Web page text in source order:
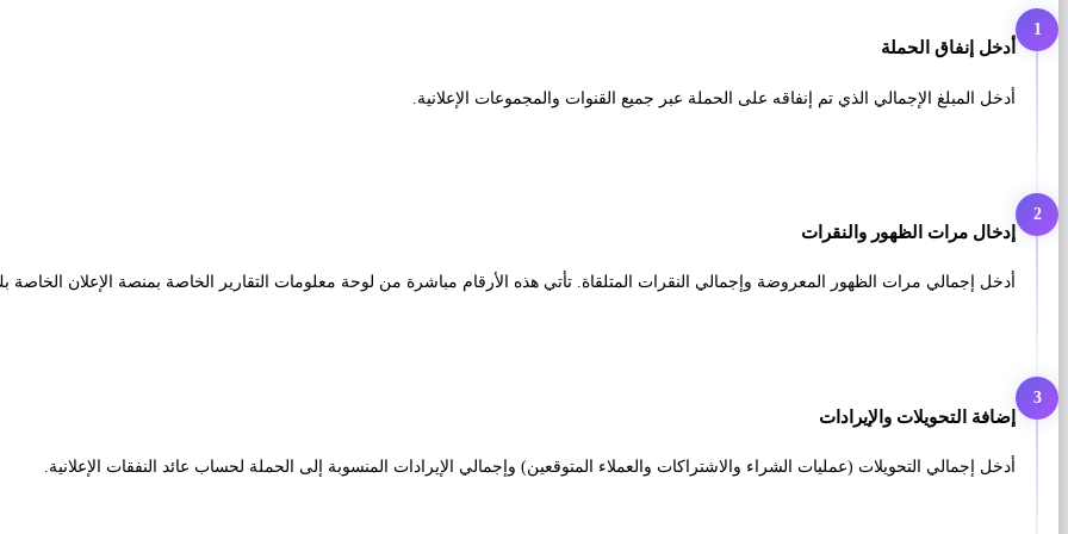
1
أدخل إنفاق الحملة
أدخل المبلغ الإجمالي الذي تم إنفاقه على الحملة عبر جميع القنوات والمجموعات الإعلانية.
2
إدخال مرات الظهور والنقرات
أدخل إجمالي مرات الظهور المعروضة وإجمالي النقرات المتلقاة. تأتي هذه الأرقام مباشرة من لوحة معلومات التقارير الخاصة بمنصة الإعلان الخاصة
3
إضافة التحويلات والإيرادات
أدخل إجمالي التحويلات (عمليات الشراء والاشتراكات والعملاء المتوقعين) وإجمالي الإيرادات المنسوبة إلى الحملة لحساب عائد النفقات الإعلانية.